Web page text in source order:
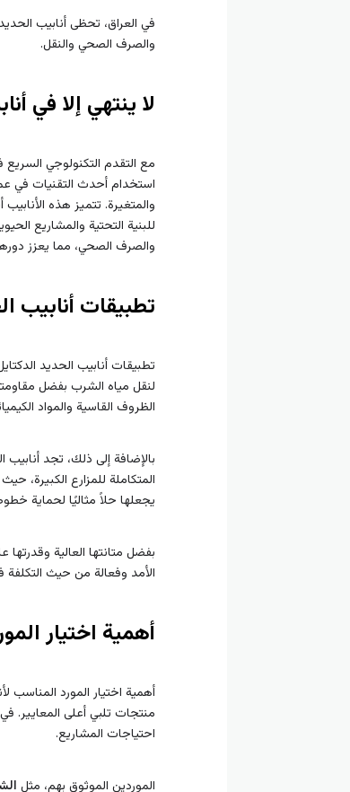
في العراق، تحظى أنابيب
والصرف الصحي والنقل.
لا ينتهي إلا في
مع التقدم التكنولوجي
استخدام أحدث التقنيات في
والمتغيرة. تتميز هذه
للبنية التحتية والمشاريع
والصرف الصحي، مما يعزز دورها
تطبيقات أنابيب
تطبيقات أنابيب الحديد
لنقل مياه الشرب بفضل
الظروف القاسية والمواد
بالإضافة إلى ذلك، تجد
المتكاملة للمزارع الكبيرة،
يجعلها حلاً مثاليًا لحماية
بفضل متانتها العالية
الأمد وفعالة من حيث التكلفة
أهمية اختيار
أهمية اختيار المورد
منتجات تلبي أعلى المعايير.
احتياجات المشاريع.
الموردين الموثوق بهم، مثل